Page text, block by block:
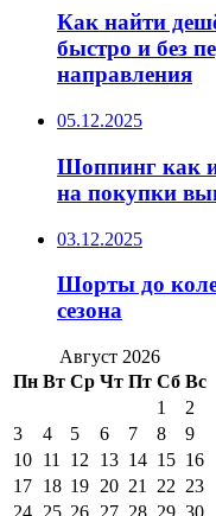
Как найти
быстро и без
направления
05.12.2025
Шоппинг как
на покупки
03.12.2025
Шорты до
сезона
Август 2026
Пн Вт Ср Чт Пт Сб Вс
1
2
3
4 5 6 7 8
9
10 11 12 13 14 15 16
17 18 19 20 21 22 23
24 25 26 27 28 29 30